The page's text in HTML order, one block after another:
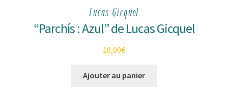
Lucas Gicquel
“Parchís : Azul” de Lucas Gicquel
10,00€
Ajouter au panier